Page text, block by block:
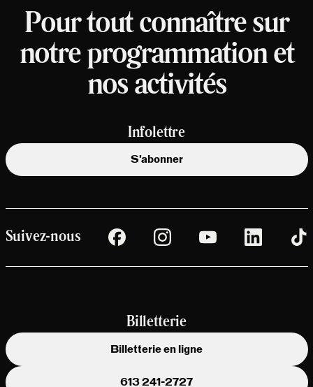
Pour tout connaître sur
notre programmation et
nos activités
Infolettre
S'abonner
Suivez-nous
Billetterie
Billetterie en ligne
613 241-2727